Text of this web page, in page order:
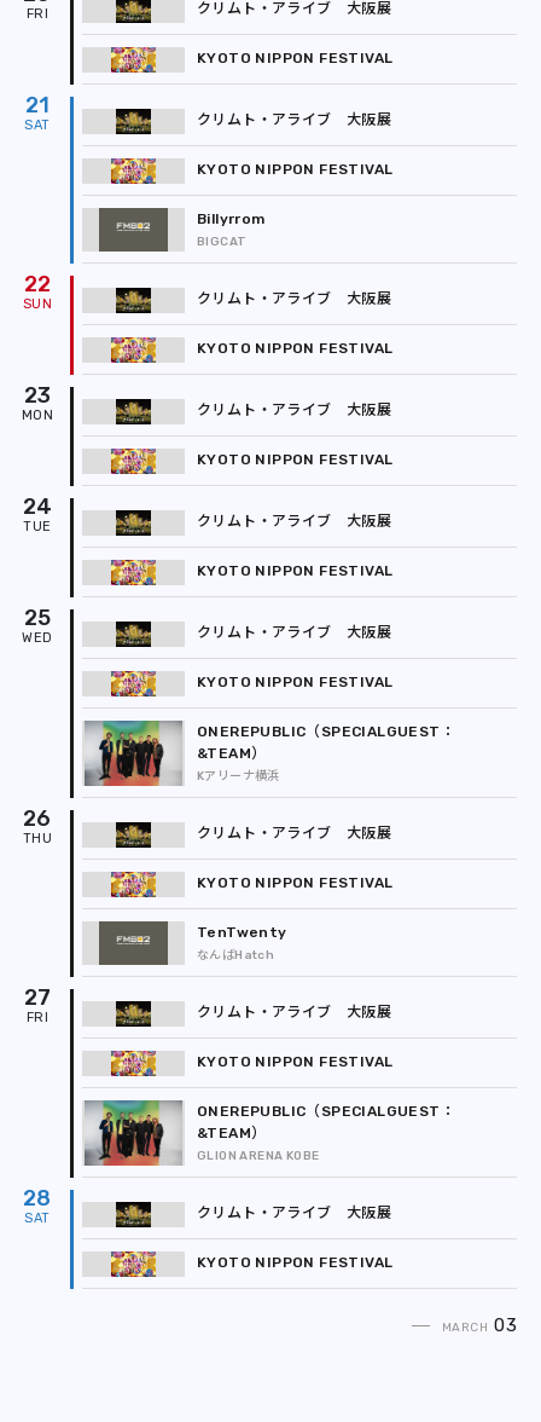
クリムト・アライブ 大阪展
KYOTO NIPPON FESTIVAL
21
クリムト・アライブ 大阪展
KYOTO NIPPON FESTIVAL
Billyrrom
BIGCAT
22
クリムト・アライブ 大阪展
KYOTO NIPPON FESTIVAL
23
クリムト・アライブ 大阪展
KYOTO NIPPON FESTIVAL
24
クリムト・アライブ 大阪展
KYOTO NIPPON FESTIVAL
25
クリムト・アライブ 大阪展
KYOTO NIPPON FESTIVAL
ONEREPUBLIC（SPECIALGUEST：
&TEAM）
Kアリーナ横浜
26
クリムト・アライブ 大阪展
KYOTO NIPPON FESTIVAL
TenTwenty
なんばHatch
27
クリムト・アライブ 大阪展
KYOTO NIPPON FESTIVAL
ONEREPUBLIC（SPECIALGUEST：
&TEAM）
GLION ARENA KOBE
28
クリムト・アライブ 大阪展
KYOTO NIPPON FESTIVAL
MARCH 03